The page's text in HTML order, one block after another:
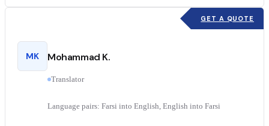
GET A QUOTE
MK Mohammad K.
Translator
Language pairs: Farsi into English, English into Farsi